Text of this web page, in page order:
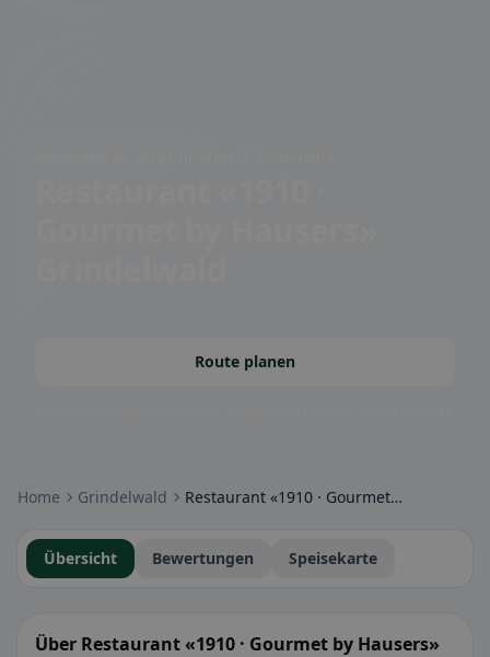
Route planen
Home Grindelwald Restaurant «1910 · Gourmet by Hausers» Grindelwald
Übersicht Bewertungen Speisekarte
Über Restaurant «1910 · Gourmet by Hausers»